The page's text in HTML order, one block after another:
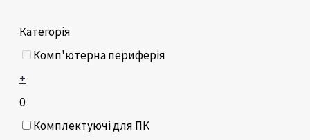
Категорія
Комп'ютерна периферія
+
0
Комплектуючі для ПК